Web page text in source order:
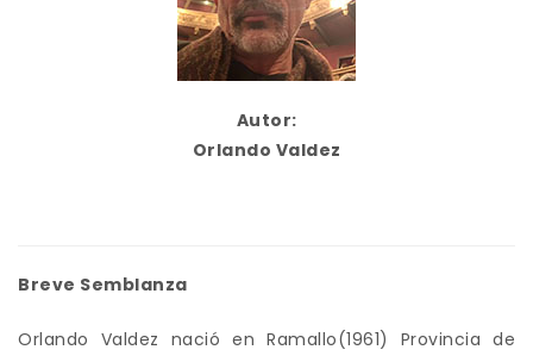
Autor:
Orlando Valdez
Breve Semblanza
Orlando Valdez nació en Ramallo(1961) Provincia de